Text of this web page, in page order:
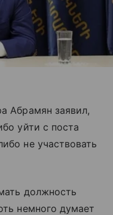
Абрамян заявил,
уйти с поста
не участвовать
должность
немного думает